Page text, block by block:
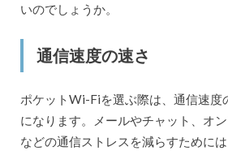
いのでしょうか。
通信速度の速さ
ポケットWi-Fiを選ぶ際は、通信速度
になります。メールやチャット、オ
などの通信ストレスを減らすために